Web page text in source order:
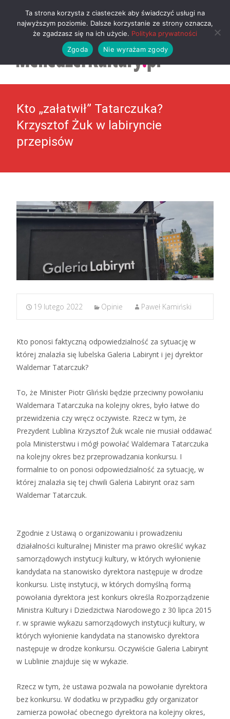
Kto „załatwił” Tatarczuka?
Krzysztof Żuk w labiryncie
przepisów
19 lutego 2022 Opinie Paweł Kamiński
Kto ponosi faktyczną odpowiedzialność za sytuację w
której znalazła się lubelska Galeria Labirynt i jej dyrektor
Waldemar Tatarczuk?
To, że Minister Piotr Gliński będzie przeciwny powołaniu
Waldemara Tatarczuka na kolejny okres, było łatwe do
przewidzenia czy wręcz oczywiste. Rzecz w tym, że
Prezydent Lublina Krzysztof Żuk wcale nie musiał oddawać
pola Ministerstwu i mógł powołać Waldemara Tatarczuka
na kolejny okres bez przeprowadzania konkursu. I
formalnie to on ponosi odpowiedzialność za sytuację, w
której znalazła się tej chwili Galeria Labirynt oraz sam
Waldemar Tatarczuk.
Zgodnie z Ustawą o organizowaniu i prowadzeniu
działalności kulturalnej Minister ma prawo określić wykaz
samorządowych instytucji kultury, w których wyłonienie
kandydata na stanowisko dyrektora następuje w drodze
konkursu. Listę instytucji, w których domyślną formą
powołania dyrektora jest konkurs określa Rozporządzenie
Ministra Kultury i Dziedzictwa Narodowego z 30 lipca 2015
r. w sprawie wykazu samorządowych instytucji kultury, w
których wyłonienie kandydata na stanowisko dyrektora
następuje w drodze konkursu. Oczywiście Galeria Labirynt
w Lublinie znajduje się w wykazie.
Rzecz w tym, że ustawa pozwala na powołanie dyrektora
bez konkursu. W dodatku w przypadku gdy organizator
zamierza powołać obecnego dyrektora na kolejny okres,
MENU
Ta strona korzysta z ciasteczek aby świadczyć usługi na
najwyższym poziomie. Dalsze korzystanie ze strony oznacza,
że zgadzasz się na ich użycie. Polityka prywatności
Zgoda
Nie wyrażam zgody